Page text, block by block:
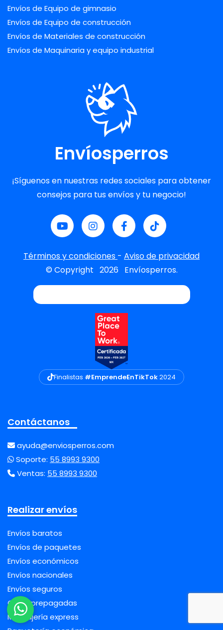
Envíos de Equipo de gimnasio
Envíos de Equipo de construcción
Envíos de Materiales de construcción
Envíos de Maquinaria y equipo industrial
Envíosperros
¡Síguenos en nuestras redes sociales para obtener
consejos para tus envíos y tu negocio!
Términos y condiciones - Aviso de privacidad
© Copyright 2026 Envíosperros.
Finalistas #EmprendeEnTikTok2024
Contáctanos
ayuda@enviosperros.com
Soporte: 55 8993 9300
Ventas: 55 8993 9300
Realizar envíos
Envíos baratos
Envíos de paquetes
Envíos económicos
Envíos nacionales
Envíos seguros
Guías prepagadas
Mensajería express